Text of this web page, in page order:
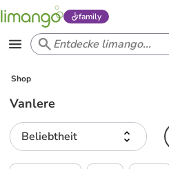
family
Shop
Vanlere
Beliebtheit